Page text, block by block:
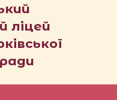
ліцей